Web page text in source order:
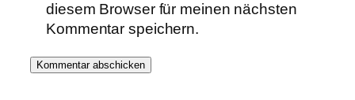
diesem Browser für meinen nächsten
Kommentar speichern.